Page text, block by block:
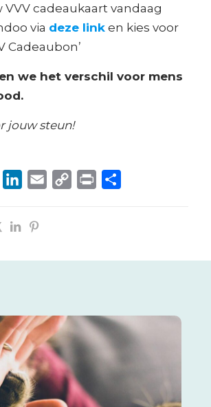
VVV cadeaukaart vandaag
via deze link en kies voor
Cadeaubon’
we het verschil voor mens
jouw steun!
TwitterLinkedIn
Email Copy
Print